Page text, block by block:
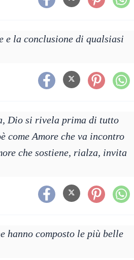
e la conclusione di qualsiasi
Dio si rivela prima di tutto
come Amore che va incontro
che sostiene, rialza, invita
hanno composto le più belle